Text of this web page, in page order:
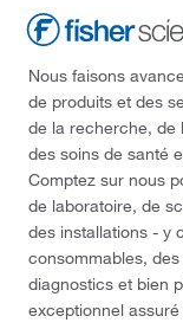
Nous faisons
de produits et des
de la recherche, de
des soins de santé
Comptez sur nous
de laboratoire, de
des installations - y
consommables,
diagnostics et bien
exceptionnel